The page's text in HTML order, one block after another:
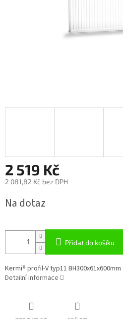
2 519 Kč
2 081,82 Kč bez DPH
cena:
Na dotaz
Přidat do košíku
Kermi® profil-V typ11 BH300x61x600mm
Detailní informace